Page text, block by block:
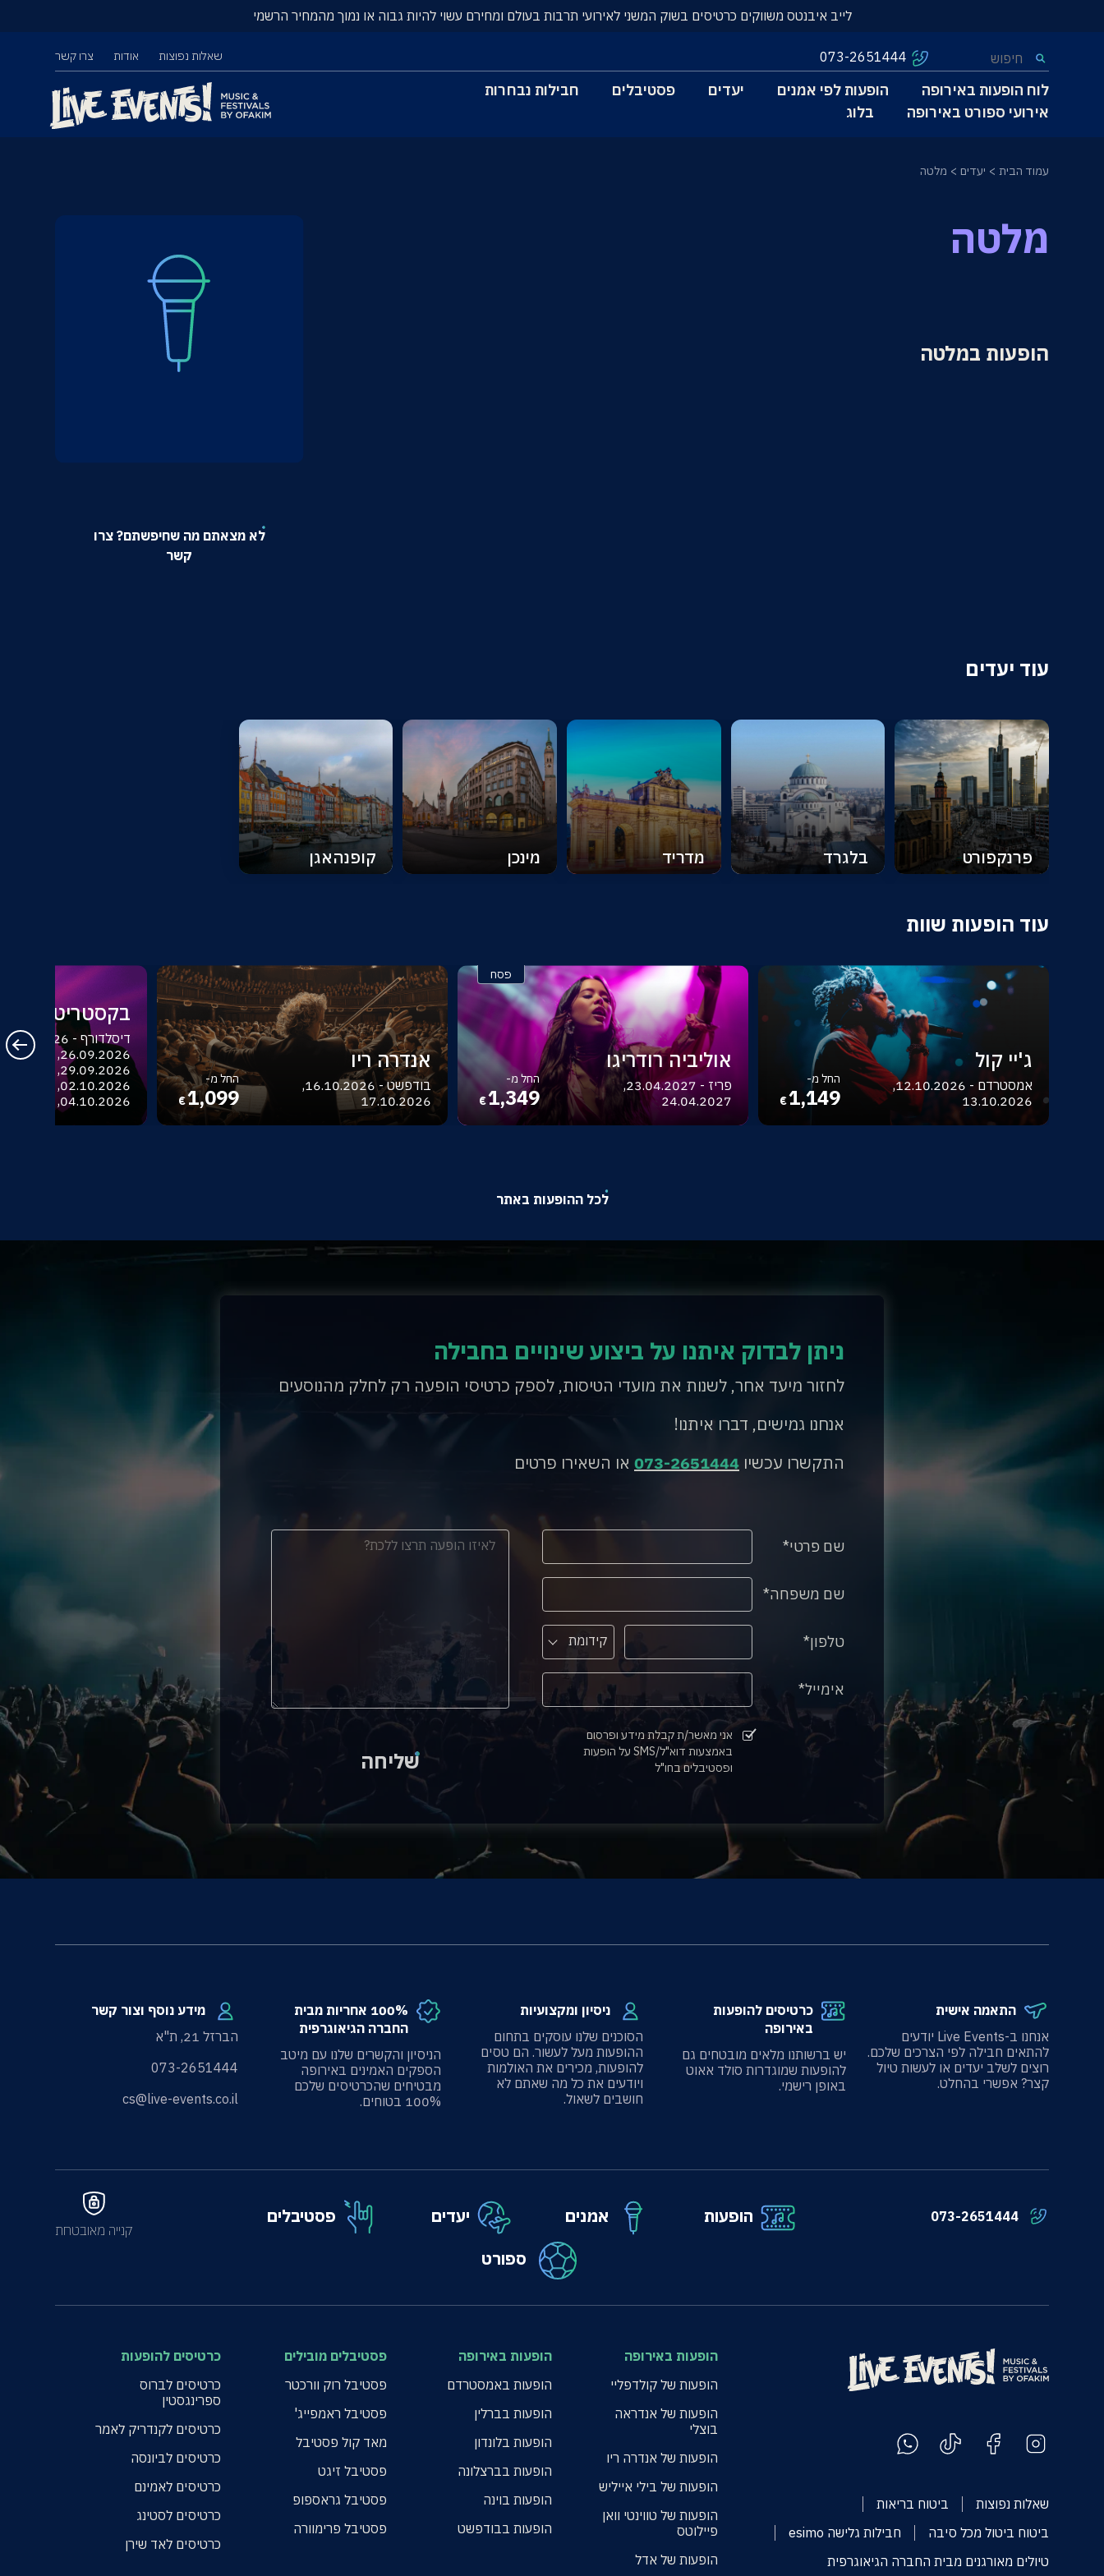
לייב איבנטס משווקים כרטיסים בשוק המשני לאירועי תרבות בעולם ומחירם עשוי להיות גבוה או נמוך מהמחיר הרשמי
073-2651444
לוח הופעות באירופה הופעות לפי אמנים יעדים פסטיבלים
חבילות נבחרות
אירועי ספורט באירופה
בלוג
שאלות נפוצות אודות צרו קשר
עמוד הבית יעדים מלטה
מלטה
לא מצאתם מה שחיפשתם? צרו
קשר
הופעות במלטה
עוד יעדים
פרנקפורט בלגרד מדריד מינכן קופנהאגן
עוד הופעות שוות
ג'יי קול
אמסטרדם - 12.10.2026,
13.10.2026
החל מ-
1,149
€
פסח
אוליביה רודריגו
פריז - 23.04.2027,
24.04.2027
החל מ-
1,349
€
אנדרה ריו
בודפשט - 16.10.2026,
17.10.2026
החל מ-
1,099
€
בקסטריט בויז
04.10.2026, 06.10.2026
לכל ההופעות באתר
ניתן לבדוק איתנו על ביצוע שינויים בחבילה
לחזור מיעד אחר, לשנות את מועדי הטיסות, לספק כרטיסי הופעה רק לחלק מהנוסעים
אנחנו גמישים, דברו איתנו!
התקשרו עכשיו 073-2651444 או השאירו פרטים
שם פרטי
שם משפחה
טלפון קידומת
אימייל
אני מאשר/ת קבלת מידע ופרסום
באמצעות דוא"ל/SMS על הופעות
ופסטיבלים בחו"ל
שליחה
התאמה אישית
אנחנו ב-Live Events יודעים
להתאים חבילה לפי הצרכים שלכם.
רוצים לשלב יעדים או לעשות טיול
קצר? אפשרי בהחלט.
כרטיסים להופעות
באירופה
יש ברשותנו מלאים מובטחים גם
להופעות שמוגדרות סולד אאוט
באופן רישמי.
ניסיון ומקצועיות
הסוכנים שלנו עוסקים בתחום
ההופעות מעל לעשור. הם טסים
להופעות, מכירים את האולמות
ויודעים את כל מה שאתם לא
חושבים לשאול.
100% אחריות מבית
החברה הגיאוגרפית
הניסיון והקשרים שלנו עם מיטב
הספקים האמינים באירופה
מבטיחים שהכרטיסים שלכם
100% בטוחים.
מידע נוסף וצור קשר
הברזל 21, ת"א
073-2651444
cs@live-events.co.il
073-2651444 הופעות אמנים יעדים
פסטיבלים
ספורט
קנייה מאובטחת
שאלות נפוצות
ביטוח בריאות
ביטוח ביטול מכל סיבה
חבילות גלישה esimo
טיולים מאורגנים מבית החברה הגיאוגרפית
הופעות באירופה
הופעות של קולדפליי
הופעות של אנדראה
בוצלי
הופעות של אנדרה ריו
הופעות של בילי אייליש
הופעות של טווינטי וואן
פיילוטס
הופעות של אדל
הופעות באירופה
הופעות באמסטרדם
הופעות בברלין
הופעות בלונדון
הופעות בברצלונה
הופעות בוינה
הופעות בבודפשט
פסטיבלים מובילים
פסטיבל רוק וורכטר
פסטיבל ראמפייג'
מאד קול פסטיבל
פסטיבל זיגט
פסטיבל גראספופ
פסטיבל פרימוורה
כרטיסים להופעות
כרטיסים לברוס
ספרינגסטין
כרטיסים לקנדריק לאמר
כרטיסים לביונסה
כרטיסים לאמינם
כרטיסים לסטינג
כרטיסים לאד שירן